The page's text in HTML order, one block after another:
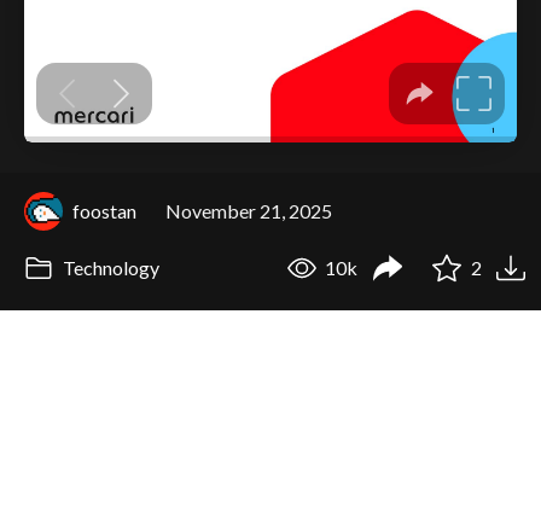
foostan November 21, 2025
Technology 10k 2